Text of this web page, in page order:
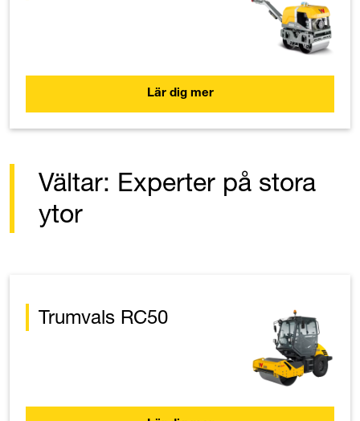
Lär dig mer
Vältar: Experter på stora
ytor
Trumvals RC50